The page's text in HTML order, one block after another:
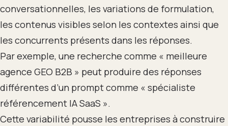
conversationnelles, les variations de formulation,
les contenus visibles selon les contextes ainsi que
les concurrents présents dans les réponses.
Par exemple, une recherche comme « meilleure
agence GEO B2B » peut produire des réponses
différentes d’un prompt comme « spécialiste
référencement IA SaaS ».
Cette variabilité pousse les entreprises à construire